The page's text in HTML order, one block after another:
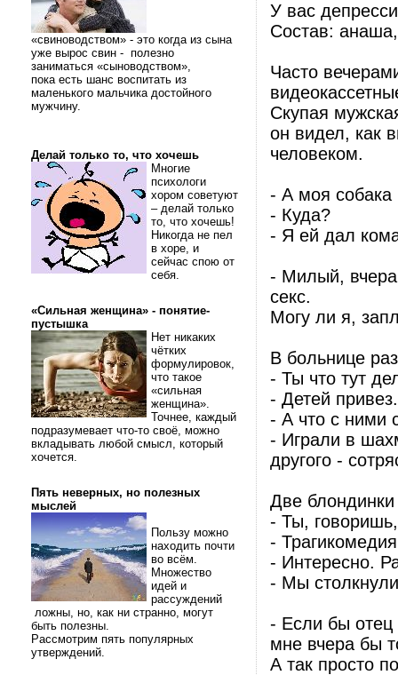
«свиноводством» - это когда из сына
уже вырос свин - полезно
заниматься «сыноводством»,
пока есть шанс воспитать из
маленького мальчика достойного
мужчину.
Делай только то, что хочешь
Многие
психологи
хором советуют
– делай только
то, что хочешь!
Никогда не пел
в хоре, и
сейчас спою от
себя.
«Сильная женщина» - понятие-
пустышка
Нет никаких
чётких
формулировок,
что такое
«сильная
женщина».
Точнее, каждый
подразумевает что-то своё, можно
вкладывать любой смысл, который
хочется.
Пять неверных, но полезных
мыслей
Пользу можно
находить почти
во всём.
Множество
идей и
рассуждений
ложны, но, как ни странно, могут
быть полезны.
Рассмотрим пять популярных
утверждений.
У вас
Состав:
Часто
Скупая
он видел, как
человеком.
- А моя
- Куда?
- Я ей дал
- Милый,
секс.
Могу ли я,
В больнице
- Ты что тут
- Детей привез.
- А что с ними
- Играли в
другого -
Две блондинки
- Ты,
-
- Интересно.
- Мы
- Если бы отец
мне вчера бы
А так просто